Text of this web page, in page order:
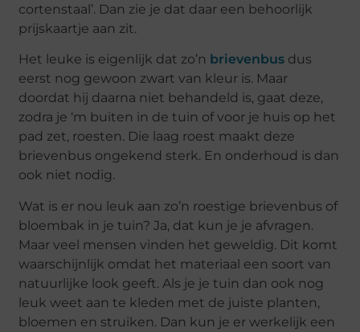
cortenstaal’. Dan zie je dat daar een behoorlijk
prijskaartje aan zit.
Het leuke is eigenlijk dat zo’n brievenbus dus
eerst nog gewoon zwart van kleur is. Maar
doordat hij daarna niet behandeld is, gaat deze,
zodra je ‘m buiten in de tuin of voor je huis op het
pad zet, roesten. Die laag roest maakt deze
brievenbus ongekend sterk. En onderhoud is dan
ook niet nodig.
Wat is er nou leuk aan zo’n roestige brievenbus of
bloembak in je tuin? Ja, dat kun je je afvragen.
Maar veel mensen vinden het geweldig. Dit komt
waarschijnlijk omdat het materiaal een soort van
natuurlijke look geeft. Als je je tuin dan ook nog
leuk weet aan te kleden met de juiste planten,
bloemen en struiken. Dan kun je er werkelijk een